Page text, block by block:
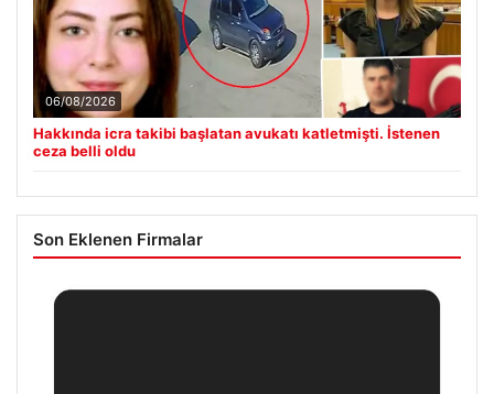
06/08/2026
Hakkında icra takibi başlatan avukatı katletmişti. İstenen
ceza belli oldu
Son Eklenen Firmalar